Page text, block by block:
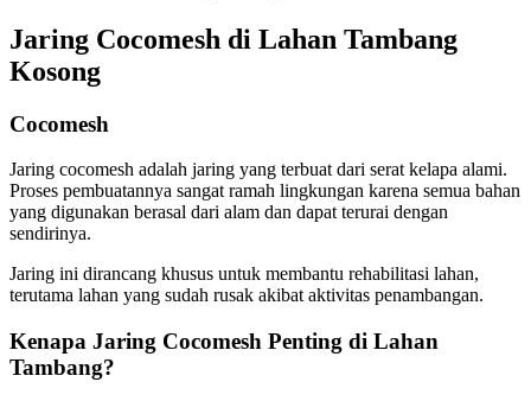
Jaring Cocomesh di Lahan Tambang
Kosong
Cocomesh
Jaring cocomesh adalah jaring yang terbuat dari serat kelapa alami.
Proses pembuatannya sangat ramah lingkungan karena semua bahan
yang digunakan berasal dari alam dan dapat terurai dengan
sendirinya.
Jaring ini dirancang khusus untuk membantu rehabilitasi lahan,
terutama lahan yang sudah rusak akibat aktivitas penambangan.
Kenapa Jaring Cocomesh Penting di Lahan
Tambang?